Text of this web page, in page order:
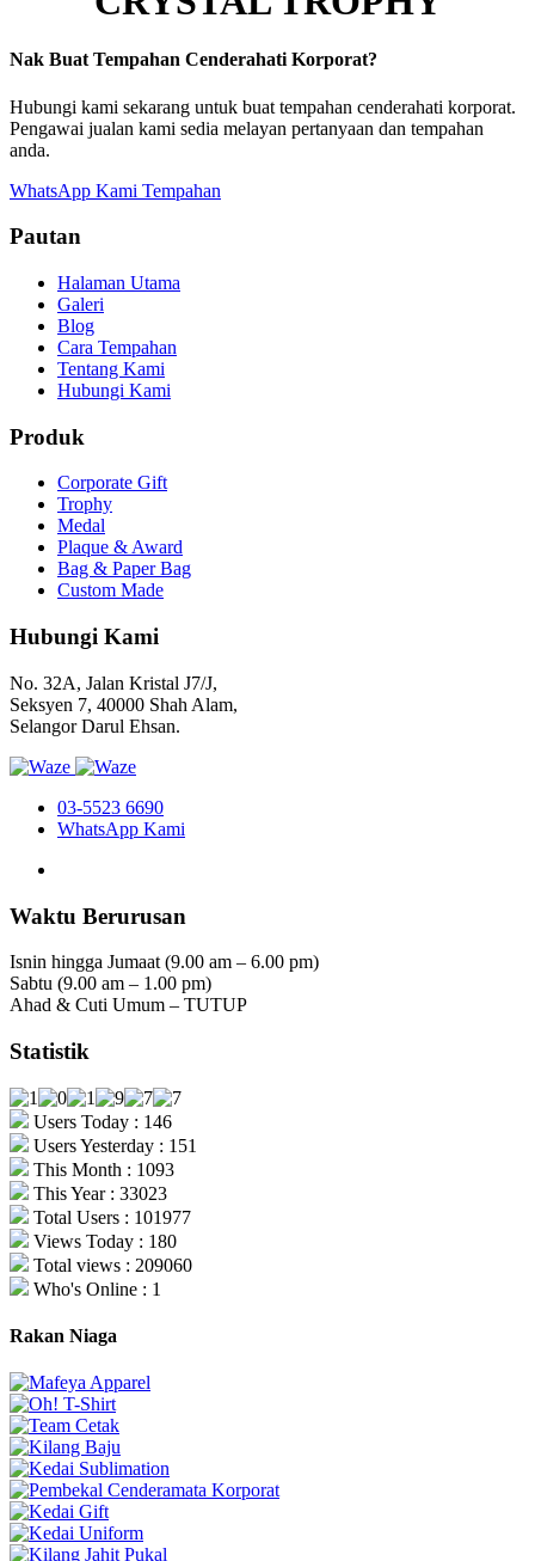
Nak Buat Tempahan Cenderahati Korporat?
Hubungi kami sekarang untuk buat tempahan cenderahati korporat.
Pengawai jualan kami sedia melayan pertanyaan dan tempahan
anda.
WhatsApp Kami Tempahan
Pautan
Halaman Utama
Galeri
Blog
Cara Tempahan
Tentang Kami
Hubungi Kami
Produk
Corporate Gift
Trophy
Medal
Plaque & Award
Bag & Paper Bag
Custom Made
Hubungi Kami
No. 32A, Jalan Kristal J7/J,
Seksyen 7, 40000 Shah Alam,
Selangor Darul Ehsan.
03-5523 6690
WhatsApp Kami
Waktu Berurusan
Isnin hingga Jumaat (9.00 am – 6.00 pm)
Sabtu (9.00 am – 1.00 pm)
Ahad & Cuti Umum – TUTUP
Statistik
Users Today : 146
Users Yesterday : 151
This Month : 1093
This Year : 33023
Total Users : 101977
Views Today : 180
Total views : 209060
Who's Online : 1
Rakan Niaga